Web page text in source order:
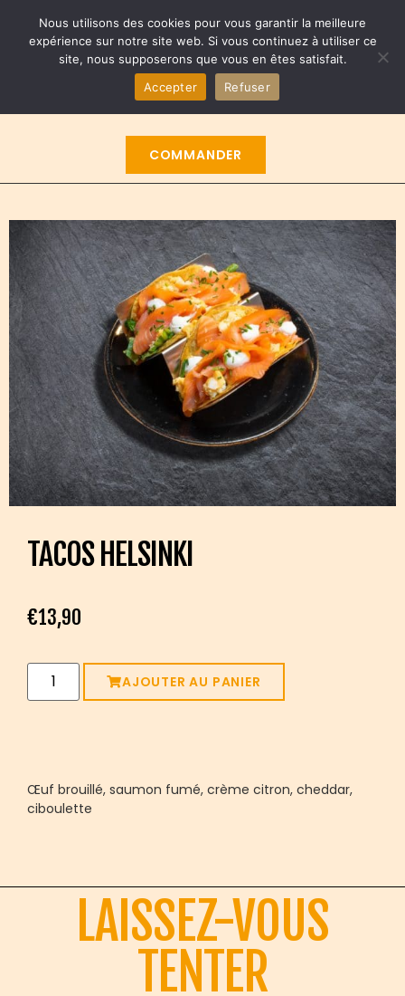
COMMANDER
TACOS HELSINKI
€13,90
AJOUTER AU PANIER
Œuf brouillé, saumon fumé, crème citron, cheddar,
ciboulette
LAISSEZ-VOUS
TENTER
Nous utilisons des cookies pour vous garantir la meilleure
expérience sur notre site web. Si vous continuez à utiliser ce
site, nous supposerons que vous en êtes satisfait.
Accepter
Refuser